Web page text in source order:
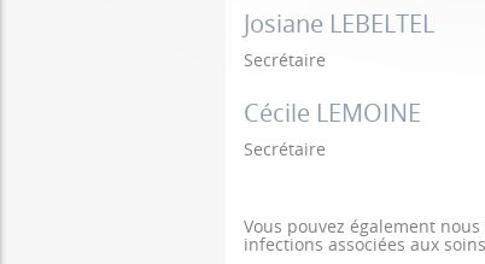
Josiane LEBELTEL
Secrétaire
Cécile LEMOINE
Secrétaire
Vous pouvez également
infections associées aux